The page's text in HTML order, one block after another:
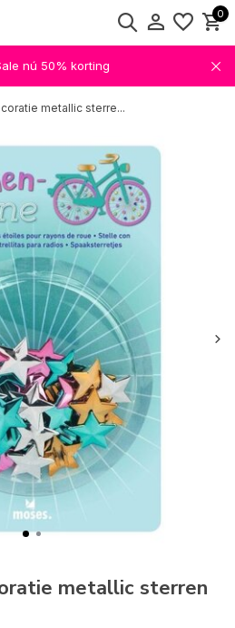
0
nú 50% korting
metallic sterre...
metallic sterren